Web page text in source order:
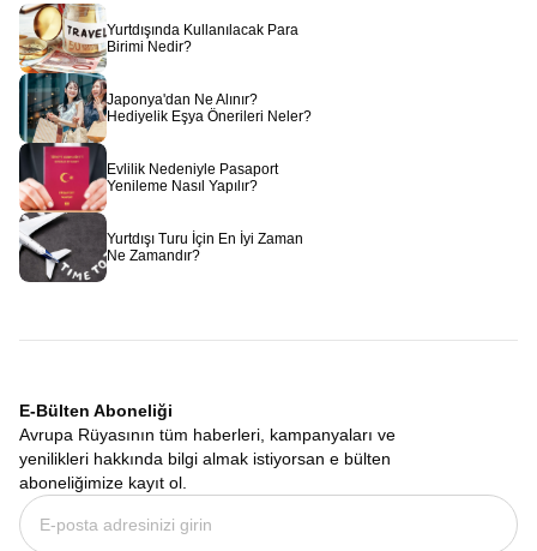
Yurtdışında Kullanılacak Para
Birimi Nedir?
Japonya'dan Ne Alınır?
Hediyelik Eşya Önerileri Neler?
Evlilik Nedeniyle Pasaport
Yenileme Nasıl Yapılır?
Yurtdışı Turu İçin En İyi Zaman
Ne Zamandır?
E-Bülten Aboneliği
Avrupa Rüyasının tüm haberleri, kampanyaları ve
yenilikleri hakkında bilgi almak istiyorsan e bülten
aboneliğimize kayıt ol.